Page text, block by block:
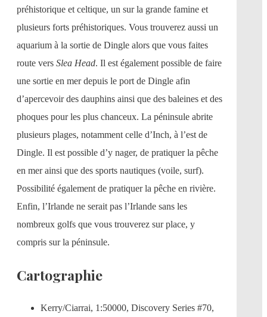
préhistorique et celtique, un sur la grande famine et
plusieurs forts préhistoriques. Vous trouverez aussi un
aquarium à la sortie de Dingle alors que vous faites
route vers Slea Head. Il est également possible de faire
une sortie en mer depuis le port de Dingle afin
d’apercevoir des dauphins ainsi que des baleines et des
phoques pour les plus chanceux. La péninsule abrite
plusieurs plages, notamment celle d’Inch, à l’est de
Dingle. Il est possible d’y nager, de pratiquer la pêche
en mer ainsi que des sports nautiques (voile, surf).
Possibilité également de pratiquer la pêche en rivière.
Enfin, l’Irlande ne serait pas l’Irlande sans les
nombreux golfs que vous trouverez sur place, y
compris sur la péninsule.
Cartographie
Kerry/Ciarrai, 1:50000, Discovery Series #70,